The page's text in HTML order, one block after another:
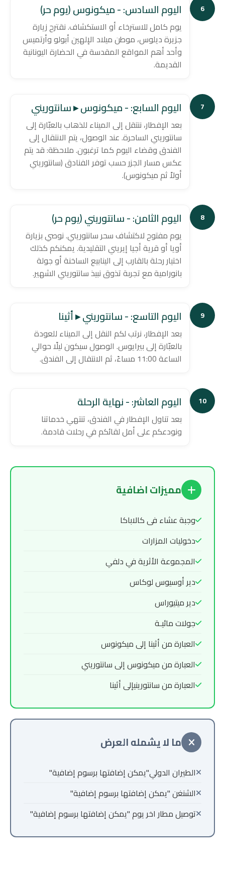
6 اليوم السادس: - ميكونوس (يوم حر)
يوم كامل للاسترخاء أو الاستكشاف. نقترح زيارة
جزيرة ديلوس، موطن ميلاد الإلهين أبولو وأرتميس
وأحد أهم المواقع المقدسة في الحضارة اليونانية
القديمة.
7 اليوم السابع: - ميكونوس ▸ سانتوريني
بعد الإفطار، ننتقل إلى الميناء للذهاب بالعبّارة إلى
سانتوريني الساحرة. عند الوصول، يتم الانتقال إلى
الفندق وقضاء اليوم كما ترغبون. ملاحظة: قد يتم
عكس مسار الجزر حسب توفر الفنادق (سانتوريني
أولاً ثم ميكونوس).
8 اليوم الثامن: - سانتوريني (يوم حر)
يوم مفتوح لاكتشاف سحر سانتوريني. نوصي بزيارة
أويا أو قرية أجيا إيريني التقليدية. يمكنكم كذلك
اختيار رحلة بالقارب إلى الينابيع الساخنة أو جولة
بانورامية مع تجربة تذوق نبيذ سانتوريني الشهير.
9 اليوم التاسع: - سانتوريني ▸ أثينا
بعد الإفطار، نرتب لكم النقل إلى الميناء للعودة
بالعبّارة إلى بيرايوس. الوصول سيكون ليلًا حوالي
الساعة 11:00 مساءً، ثم الانتقال إلى الفندق.
10 اليوم العاشر: - نهاية الرحلة
بعد تناول الإفطار في الفندق، تنتهي خدماتنا
ونودعكم على أمل لقائكم في رحلات قادمة.
مميزات اضافية
وجبة عشاء فى كالاباكا
دخوليات المزارات
المجموعة الأثرية في دلفي
دير أوسيوس لوكاس
دير ميتيوراس
جولات مائيـة
العبارة من أثينا إلى ميكونوس
العبارة من ميكونوس إلى سانتوريني
العبارة من سانتورينيإلى أثينا
ما لا يشمله العرض
الطيران الدولي"يمكن إضافتها برسوم إضافية"
الشنغن "يمكن إضافتها برسوم إضافية"
توصيل مطار اخر يوم "يمكن إضافتها برسوم إضافية"